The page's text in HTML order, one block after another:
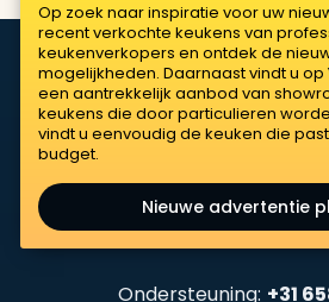
Op zoek naar inspiratie voor uw
recent verkochte keukens van
keukenverkopers en ontdek de
mogelijkheden. Daarnaast vindt u op
een aantrekkelijk aanbod van
keukens die door particulieren
vindt u eenvoudig de keuken die
budget.
Nieuwe advertentie
Ondersteuning: +31